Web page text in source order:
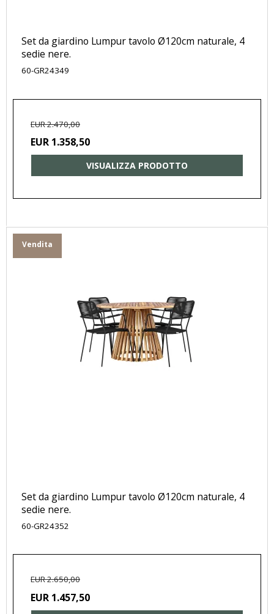
Set da giardino Lumpur tavolo Ø120cm naturale, 4
sedie nere.
60-GR24349
EUR 2.470,00
EUR 1.358,50
VISUALIZZA PRODOTTO
Vendita
Set da giardino Lumpur tavolo Ø120cm naturale, 4
sedie nere.
60-GR24352
EUR 2.650,00
EUR 1.457,50